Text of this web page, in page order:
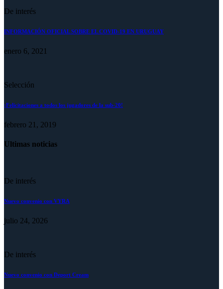
De interés
INFORMACIÓN OFICIAL SOBRE EL COVID-19 EN URUGUAY
enero 6, 2021
Selección
¡Felicitaciones a todos los jugadores de la sub-20!
febrero 21, 2019
Ultimas noticias
De interés
Nuevo convenio con VYRA
julio 24, 2026
De interés
Nuevo convenio con Deport Cream